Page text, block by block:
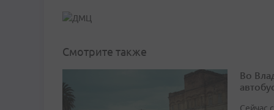
Смотрите также
Во